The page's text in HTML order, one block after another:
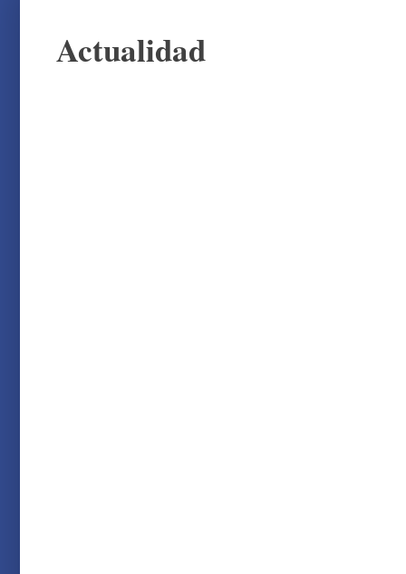
Actualidad